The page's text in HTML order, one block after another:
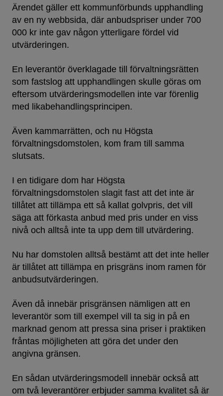
Ärendet gäller ett kommunförbunds upphandling
av en ny webbsida, där anbudspriser under 700
000 kr inte gav någon ytterligare fördel vid
utvärderingen.
En leverantör överklagade till förvaltningsrätten
som fastslog att upphandlingen skulle göras om
eftersom utvärderingsmodellen inte var förenlig
med likabehandlingsprincipen.
Även kammarrätten, och nu Högsta
förvaltningsdomstolen, kom fram till samma
slutsats.
I en tidigare dom har Högsta
förvaltningsdomstolen slagit fast att det inte är
tillåtet att tillämpa ett så kallat golvpris, det vill
säga att förkasta anbud med pris under en viss
nivå och alltså inte ta upp dem till utvärdering.
Nu har domstolen alltså bestämt att det inte heller
är tillåtet att tillämpa en prisgräns inom ramen för
anbudsutvärderingen.
Även då innebär prisgränsen nämligen att en
leverantör som till exempel vill ta sig in på en
marknad genom att pressa sina priser i praktiken
fråntas möjligheten att göra det under den
angivna gränsen.
En sådan utvärderingsmodell innebär också att
om två leverantörer erbjuder samma kvalitet så är